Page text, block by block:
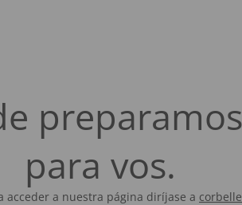
para vos.
acceder a nuestra página diríjase a